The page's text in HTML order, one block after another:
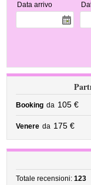
Data arrivo
Booking da 105 €
Venere da 175 €
Totale recensioni:123